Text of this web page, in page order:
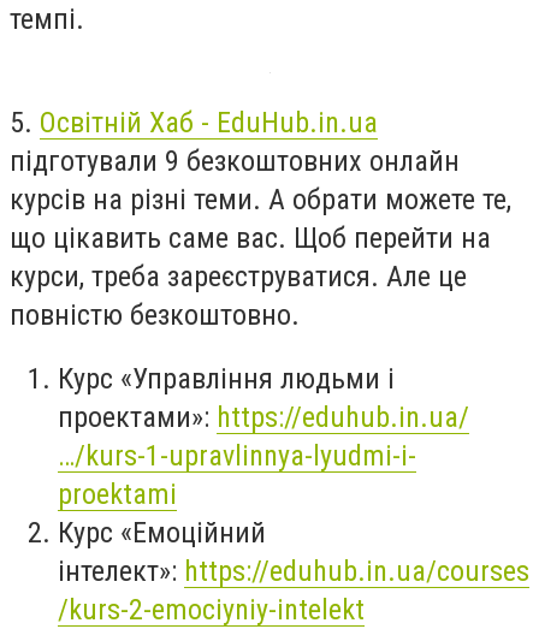
темпі.
5. Освітній Хаб - EduHub.in.ua
підготували 9 безкоштовних онлайн
курсів на різні теми. А обрати можете те,
що цікавить саме вас. Щоб перейти на
курси, треба зареєструватися. Але це
повністю безкоштовно.
Курс «Управління людьми і
проектами»: https://eduhub.in.ua/
…/kurs-1-upravlinnya-lyudmi-i-
proektami
Курс «Емоційний
інтелект»: https://eduhub.in.ua/courses
/kurs-2-emociyniy-intelekt